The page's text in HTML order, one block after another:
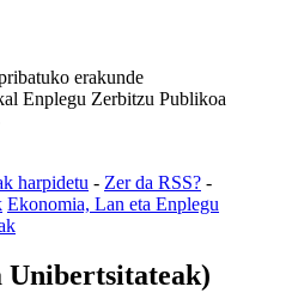
erakunde
Enplegu Zerbitzu Publikoa
harpidetu - Zer da RSS? -
Ekonomia, Lan eta Enplegu
Unibertsitateak)